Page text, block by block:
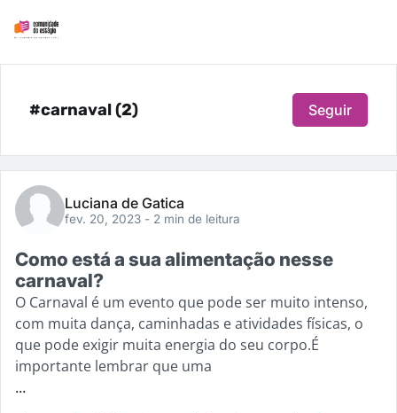
#carnaval (2) Seguir
Luciana de Gatica
fev. 20, 2023 - 2 min de leitura
Como está a sua alimentação nesse
carnaval?
O Carnaval é um evento que pode ser muito intenso,
com muita dança, caminhadas e atividades físicas, o
que pode exigir muita energia do seu corpo.É
importante lembrar que uma
...